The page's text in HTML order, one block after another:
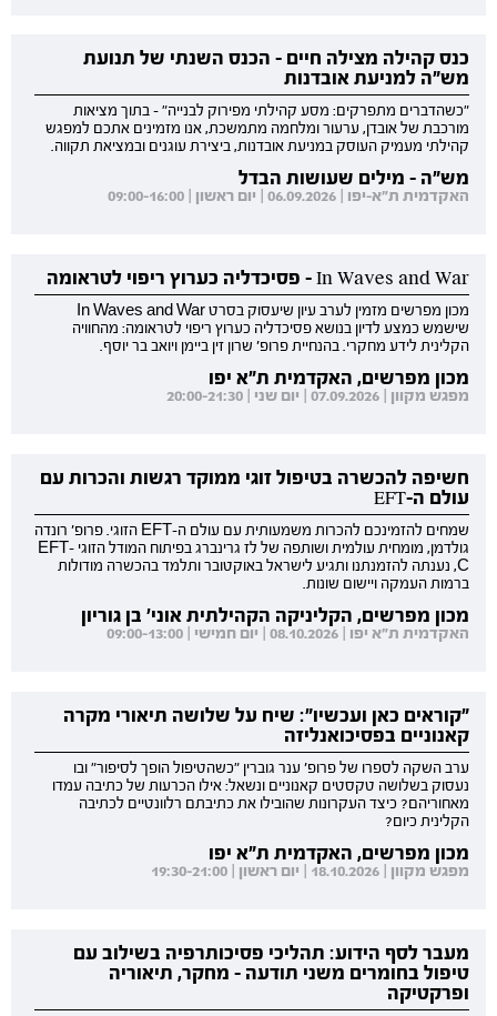
כנס קהילה מצילה חיים - הכנס השנתי של תנועת
מש"ה למניעת אובדנות
"כשהדברים מתפרקים: מסע קהילתי מפירוק לבנייה" - בתוך מציאות
מורכבת של אובדן, ערעור ומלחמה מתמשכת, אנו מזמינים אתכם למפגש
קהילתי מעמיק העוסק במניעת אובדנות, ביצירת עוגנים ובמציאת תקווה.
מש"ה - מילים שעושות הבדל
האקדמית ת"א-יפו | 06.09.2026 | יום ראשון | 09:00-16:00
In Waves and War - פסיכדליה כערוץ ריפוי לטראומה
מכון מפרשים מזמין לערב עיון שיעסוק בסרט In Waves and War
שישמש כמצע לדיון בנושא פסיכדליה כערוץ ריפוי לטראומה: מהחוויה
הקלינית לידע מחקרי. בהנחיית פרופ' שרון זין ביימן ויואב בר יוסף.
מכון מפרשים, האקדמית ת"א יפו
מפגש מקוון | 07.09.2026 | יום שני | 20:00-21:30
חשיפה להכשרה בטיפול זוגי ממוקד רגשות והכרות עם
עולם ה-EFT
שמחים להזמינכם להכרות משמעותית עם עולם ה-EFT הזוגי. פרופ' רונדה
גולדמן, מומחית עולמית ושותפה של לז גרינברג בפיתוח המודל הזוגי EFT-
C, נענתה להזמנתנו ותגיע לישראל באוקטובר ותלמד בהכשרה מודולות
ברמות העמקה ויישום שונות.
מכון מפרשים, הקליניקה הקהילתית אוני' בן גוריון
האקדמית ת"א יפו | 08.10.2026 | יום חמישי | 09:00-13:00
"קוראים כאן ועכשיו": שיח על שלושה תיאורי מקרה
קאנוניים בפסיכואנליזה
ערב השקה לספרו של פרופ' ענר גוברין "כשהטיפול הופך לסיפור" ובו
נעסוק בשלושה טקסטים קאנוניים ונשאל: אילו הכרעות של כתיבה עמדו
מאחוריהם? כיצד העקרונות שהובילו את כתיבתם רלוונטיים לכתיבה
הקלינית כיום?
מכון מפרשים, האקדמית ת"א יפו
מפגש מקוון | 18.10.2026 | יום ראשון | 19:30-21:00
מעבר לסף הידוע: תהליכי פסיכותרפיה בשילוב עם
טיפול בחומרים משני תודעה - מחקר, תיאוריה
ופרקטיקה